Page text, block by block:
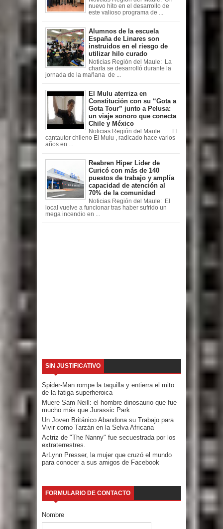
nuevo hito en el desarrollo de
este valioso programa de ...
Alumnos de la escuela
España de Linares son
instruidos en el riesgo de
utilizar hilo curado
Noticias Región del Maule: La
charla se desarrolló durante la
jornada de la mañana de ...
El Mulu aterriza en
Constitución con su “Gota a
Gota Tour” junto a Pelusa:
un viaje sonoro que conecta
Chile y México
Noticias Región del Maule: El
cantautor chileno El Mulu , radicado hace varios
años en ...
Reabren Hiper Lider de
Curicó con más de 140
puestos de trabajo y amplía
capacidad de atención al
70% de la comunidad
Noticias Región del Maule: El
local vuelve a funcionar tras haber sufrido un
mega incendio en ...
SIN JUSTIFICATIVO
Spider-Man rompe la taquilla y entierra el mito
de la fatiga superheroica
Muere Sam Neill: el hombre dinosaurio que fue
mucho más que Jurassic Park
Un Joven Británico Abandona su Trabajo para
Vivir como Tarzán en la Selva Africana
Actriz de "The Nanny" fue secuestrada por los
extraterrestres.
ArLynn Presser, la mujer que cruzó el mundo
para conocer a sus amigos de Facebook
FORMULARIO DE CONTACTO
Nombre